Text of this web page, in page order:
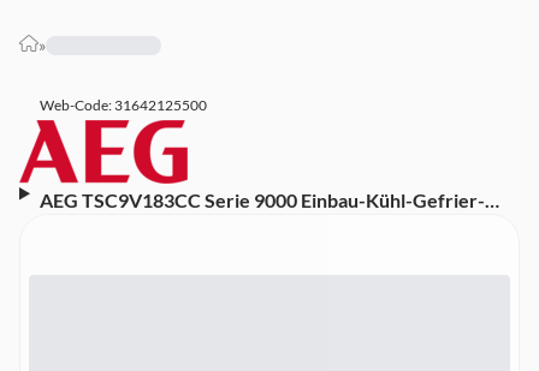
»
Web-Code: 31642125500
AEG TSC9V183CC Serie 9000 Einbau-Kühl-Gefrier-
Gefrierschubladen, AEG App, 55,7 cm Breite, 176,9 cm